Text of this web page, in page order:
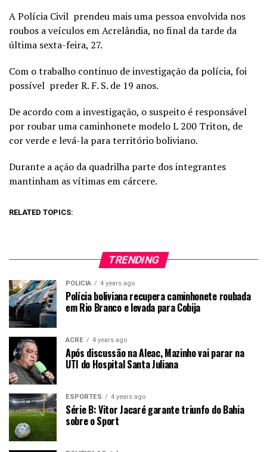
A Polícia Civil prendeu mais uma pessoa envolvida nos
roubos a veículos em Acrelândia, no final da tarde da
última sexta-feira, 27.
Com o trabalho continuo de investigação da polícia, foi
possível preder R. F. S. de 19 anos.
De acordo com a investigação, o suspeito é responsável
por roubar uma caminhonete modelo L 200 Triton, de
cor verde e levá-la para território boliviano.
Durante a ação da quadrilha parte dos integrantes
mantinham as vítimas em cárcere.
RELATED TOPICS:
TRENDING
POLICIA 4 years ago
Polícia boliviana recupera caminhonete roubada
em Rio Branco e levada para Cobija
ACRE 4 years ago
Após discussão na Aleac, Mazinho vai parar na
UTI do Hospital Santa Juliana
ESPORTES 4 years ago
Série B: Vitor Jacaré garante triunfo do Bahia
sobre o Sport